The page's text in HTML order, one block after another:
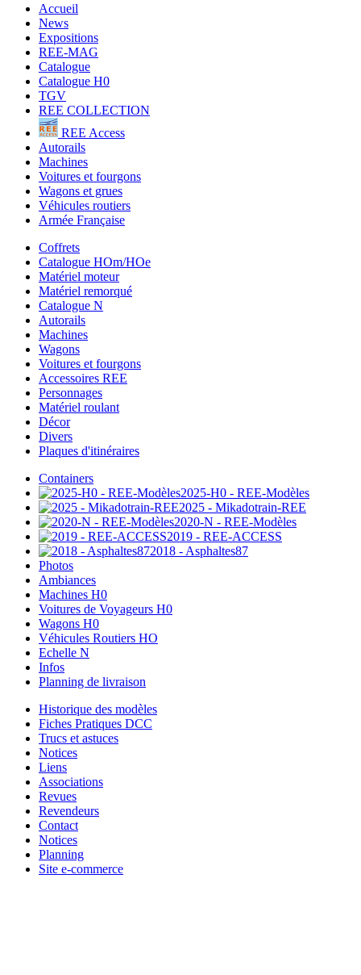
Accueil
News
Expositions
REE-MAG
Catalogue
Catalogue H0
TGV
REE COLLECTION
REE Access
Autorails
Machines
Voitures et fourgons
Wagons et grues
Véhicules routiers
Armée Française
Coffrets
Catalogue HOm/HOe
Matériel moteur
Matériel remorqué
Catalogue N
Autorails
Machines
Wagons
Voitures et fourgons
Accessoires REE
Personnages
Matériel roulant
Décor
Divers
Plaques d'itinéraires
Containers
2025-H0 - REE-Modèles
2025 - Mikadotrain-REE
2020-N - REE-Modèles
2019 - REE-ACCESS
2018 - Asphaltes87
Photos
Ambiances
Machines H0
Voitures de Voyageurs H0
Wagons H0
Véhicules Routiers HO
Echelle N
Infos
Planning de livraison
Historique des modèles
Fiches Pratiques DCC
Trucs et astuces
Notices
Liens
Associations
Revues
Revendeurs
Contact
Notices
Planning
Site e-commerce